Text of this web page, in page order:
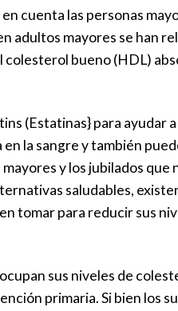
cuenta las personas
adultos mayores se han
bueno (HDL)
(Estatinas} para ayudar
la sangre y también
y los jubilados que
saludables,
tomar para reducir sus
sus niveles de
primaria. Si bien los